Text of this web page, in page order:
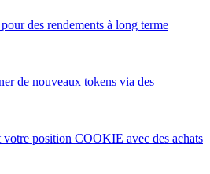
des rendements à long terme
de nouveaux tokens via des
votre position COOKIE avec des achats